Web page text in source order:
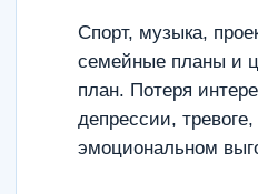
Спорт, музыка,
семейные планы и
план. Потеря
депрессии,
эмоциональном